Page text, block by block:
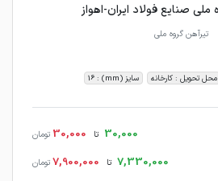
تیرآهن گروه ملی
محل تحویل : کارخانه سایز (mm) : 16
30,000 تا 30,000 تومان
7,330,000 تا 7,900,000 تومان